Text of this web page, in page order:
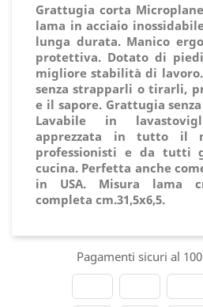
Grattugia corta
lama in acciaio
lunga durata. Manico
protettiva. Dotato di
migliore stabilità di
senza strapparli o tirarli,
e il sapore. Grattugia
Lavabile in
apprezzata in tutto il
professionisti e da tutti
cucina. Perfetta anche
in USA. Misura lama
completa cm.31,5x6,5.
Pagamenti sicuri al